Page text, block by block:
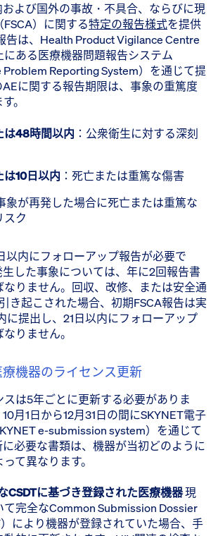
よび国外の事故・不具合、ならびに現
）に関する特定の報告様式を提供
告は、Health Product Vigilance Centre
ある医療機器問題報告システム
Problem Reporting System）を通じて提
に関する報告期限は、事象の重篤度
。
は48時間以内 ​：公衆衛生に対する深刻
10日以内 ​：死亡または重篤な傷害
象が再発した場合に死亡または重篤な
スク
以内にフォローアップ報告が必要で
した事象については、年に2回報告書
りません。回収、改修、または安全通
き起こされた場合、初期FSCA報告は実
に提出し、21日以内にフォローアップ
りません。
機器のライセンス更新
は5年ごとに更新する必要がありま
月1日から12月31日の間にSKYNET電子
e-submission system）を通じて
必要な書類は、機器が当初どのように
て異なります。
CSDTに基づき登録された医療機器​ 現
完全なCommon Submission Dossier
により機器が登録されていた場合、手